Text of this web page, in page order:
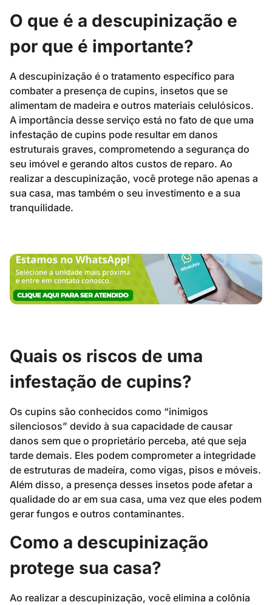
O que é a descupinização e
por que é importante?
A descupinização é o tratamento específico para
combater a presença de cupins, insetos que se
alimentam de madeira e outros materiais celulósicos.
A importância desse serviço está no fato de que uma
infestação de cupins pode resultar em danos
estruturais graves, comprometendo a segurança do
seu imóvel e gerando altos custos de reparo. Ao
realizar a descupinização, você protege não apenas a
sua casa, mas também o seu investimento e a sua
tranquilidade.
Quais os riscos de uma
infestação de cupins?
Os cupins são conhecidos como “inimigos
silenciosos” devido à sua capacidade de causar
danos sem que o proprietário perceba, até que seja
tarde demais. Eles podem comprometer a integridade
de estruturas de madeira, como vigas, pisos e móveis.
Além disso, a presença desses insetos pode afetar a
qualidade do ar em sua casa, uma vez que eles podem
gerar fungos e outros contaminantes.
Como a descupinização
protege sua casa?
Ao realizar a descupinização, você elimina a colônia